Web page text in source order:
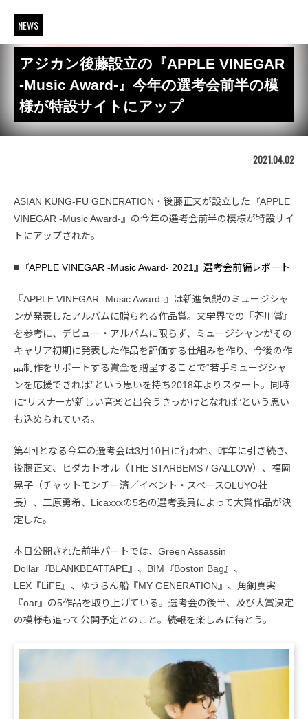
NEWS
アジカン後藤設立の『APPLE VINEGAR
-Music Award-』今年の選考会前半の模
様が特設サイトにアップ
2021.04.02
ASIAN KUNG-FU GENERATION・後藤正文が設立した『APPLE
VINEGAR -Music Award-』の今年の選考会前半の模様が特設サイ
トにアップされた。
■ 『APPLE VINEGAR -Music Award- 2021』選考会前編レポート
『APPLE VINEGAR -Music Award-』は新進気鋭のミュージシャ
ンが発表したアルバムに贈られる作品賞。文学界での『芥川賞』
を参考に、デビュー・アルバムに限らず、ミュージシャンがその
キャリア初期に発表した作品を評価する仕組みを作り、今後の作
品制作をサポートする賞金を贈呈することで“若手ミュージシャ
ンを応援できれば”という思いを持ち2018年よりスタート。同時
に“リスナーが新しい音楽と出会うきっかけとなれば”という思い
も込められている。
第4回となる今年の選考会は3月10日に行われ、昨年に引き続き、
後藤正文、ヒダカトオル（THE STARBEMS / GALLOW）、福岡
晃子（チャットモンチー済／イベント・スペースOLUYO社
長）、三原勇希、Licaxxxの5名の選考委員によって大賞作品が決
定した。
本日公開された前半パートでは、Green Assassin
Dollar『BLANKBEATTAPE』、BIM『Boston Bag』、
LEX『LiFE』、ゆうらん船『MY GENERATION』、角銅真実
『oar』の5作品を取り上げている。選考会の後半、及び大賞決定
の模様も追って公開予定とのこと。続報を楽しみに待とう。